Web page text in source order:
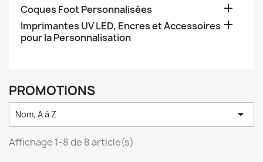
Coques Foot Personnalisées 
Imprimantes UV LED, Encres et Accessoires
pour la Personnalisation

PROMOTIONS
Nom, A à Z 
Affichage 1-8 de 8 article(s)